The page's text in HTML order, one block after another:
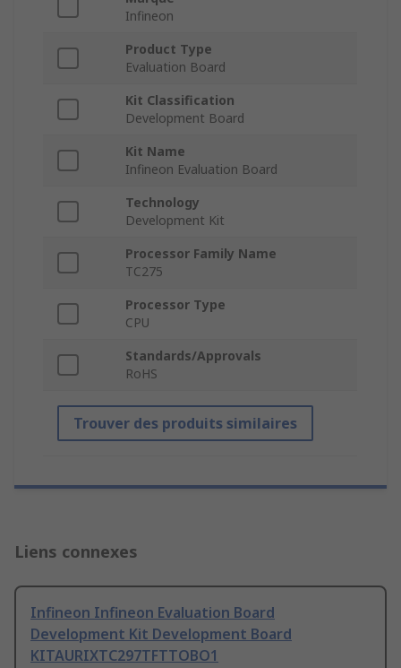
Infineon
Product Type
Evaluation Board
Kit Classification
Development Board
Kit Name
Infineon Evaluation Board
Technology
Development Kit
Processor Family Name
TC275
Processor Type
CPU
Standards/Approvals
RoHS
Trouver des produits similaires
Liens connexes
Infineon Infineon Evaluation Board
Development Kit Development Board
KITAURIXTC297TFTTOBO1